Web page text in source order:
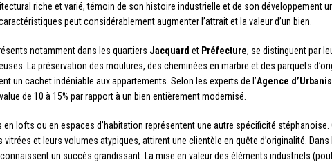
riche et varié, témoin de son histoire industrielle et de son développement
peut considérablement augmenter l’attrait et la valeur d’un bien.
notamment dans les quartiers Jacquard et Préfecture, se distinguent par
La préservation des moulures, des cheminées en marbre et des parquets
un cachet indéniable aux appartements. Selon les experts de l’Agence
de 10 à 15% par rapport à un bien entièrement modernisé.
lofts ou en espaces d’habitation représentent une autre spécificité
et leurs volumes atypiques, attirent une clientèle en quête d’originalité. Dans
un succès grandissant. La mise en valeur des éléments industriels